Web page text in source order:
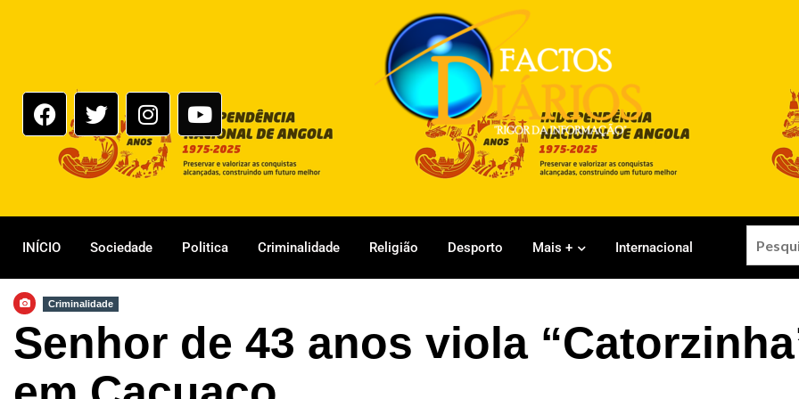
INÍCIO Sociedade Politica Criminalidade Religião Desporto Mais + Internacional
Criminalidade
Senhor de 43 anos viola